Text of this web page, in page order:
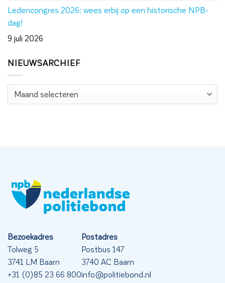
Ledencongres 2026: wees erbij op een historische NPB-
dag!
9 juli 2026
NIEUWSARCHIEF
Nieuwsarchief
Bezoekadres
Tolweg 5
3741 LM Baarn
+31 (0)85 23 66 800
Postadres
Postbus 147
3740 AC Baarn
info@politiebond.nl